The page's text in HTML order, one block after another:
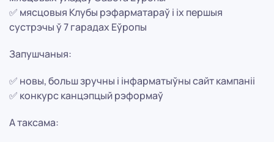
✅ мясцовыя Клубы рэфарматараў і іх першыя
сустрэчы ў 7 гарадах Еўропы
Запушчаныя:
✅ новы, больш зручны і інфарматыўны сайт кампаніі
✅ конкурс канцэпцый рэформаў
А таксама: